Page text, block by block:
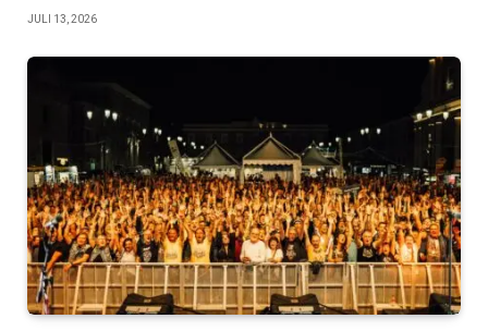
JULI 13, 2026